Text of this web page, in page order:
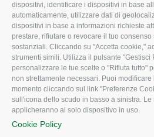
dispositivi, identificare i dispositivi in base
automaticamente, utilizzare dati di
dispositivi in base a informazioni richieste
prestare, rifiutare o revocare il tuo
sostanziali. Cliccando su "Accetta cookie,"
strumenti simili. Utilizza il pulsante "Gestisci
personalizzare le tue scelte o "Rifiuta tutto"
non strettamente necessari. Puoi
momento cliccando sul link "Preferenze
sull'icona dello scudo in basso a sinistra. Le
applicheranno al solo dispositivo in uso.
Cookie Policy
Whistleblowing
Confagricoltura Rovigo e
Agricoltori srl